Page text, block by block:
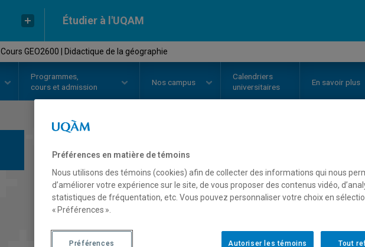
Étudier à l'UQAM
Cours GEO2600 | Didactique de la géographie
Programmes,
cours et admission
Nos campus
Calendriers
universitaires
En savoir plus
COURS// GEO2600 Didactique de
Description Horaire - Été 2026 Horaire -
Préférences en matière de témoins
Nous utilisons des témoins (cookies) afin de collecter des informations qui nous
d’améliorer votre expérience sur le site, de vous proposer des contenus vidéo,
statistiques de fréquentation, etc. Vous pouvez personnaliser votre choix en
« Préférences ».
Tout
Autoriser les témoins
Préférences